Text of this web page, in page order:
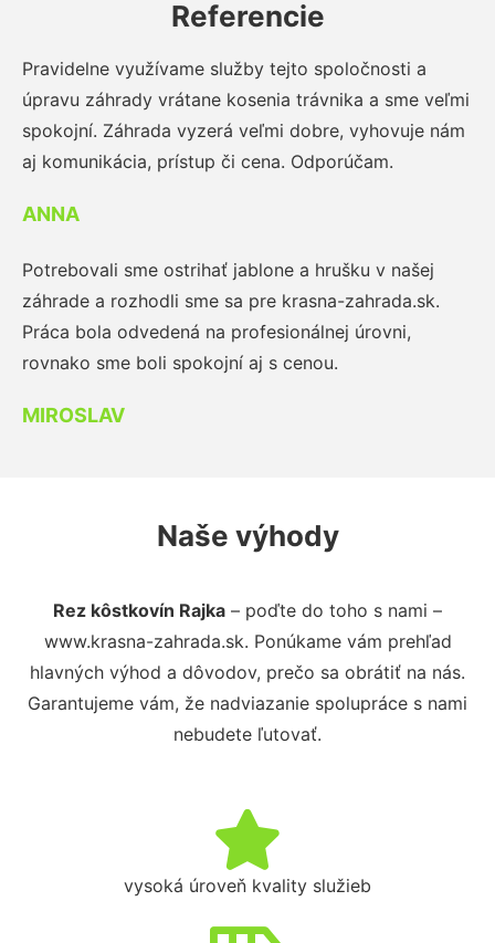
Referencie
Pravidelne využívame služby tejto spoločnosti a
úpravu záhrady vrátane kosenia trávnika a sme veľmi
spokojní. Záhrada vyzerá veľmi dobre, vyhovuje nám
aj komunikácia, prístup či cena. Odporúčam.
ANNA
Potrebovali sme ostrihať jablone a hrušku v našej
záhrade a rozhodli sme sa pre krasna-zahrada.sk.
Práca bola odvedená na profesionálnej úrovni,
rovnako sme boli spokojní aj s cenou.
MIROSLAV
Naše výhody
Rez kôstkovín Rajka – poďte do toho s nami –
www.krasna-zahrada.sk. Ponúkame vám prehľad
hlavných výhod a dôvodov, prečo sa obrátiť na nás.
Garantujeme vám, že nadviazanie spolupráce s nami
nebudete ľutovať.
vysoká úroveň kvality služieb